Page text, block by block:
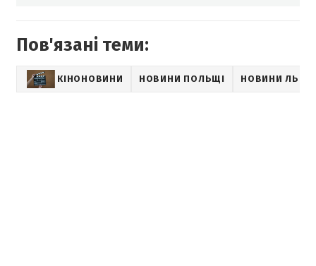
Пов'язані теми:
КІНОНОВИНИ НОВИНИ ПОЛЬЩІ НОВИНИ